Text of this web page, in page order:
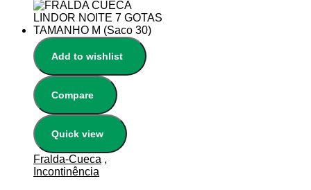
Add to wishlist
Compare
Quick view
Fralda-Cueca ,
Incontinência